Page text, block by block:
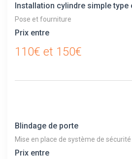
Installation cylindre simple type
Pose et fourniture
Prix entre
110€ et 150€
Blindage de porte
Mise en place de système de sécurité
Prix entre